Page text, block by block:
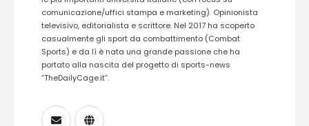
comunicazione/uffici stampa e marketing). Opinionista
televisivo, editorialista e scrittore. Nel 2017 ha scoperto
casualmente gli sport da combattimento (Combat
Sports) e da lì è nata una grande passione che ha
portato alla nascita del progetto di sports-news
“TheDailyCage.it”.